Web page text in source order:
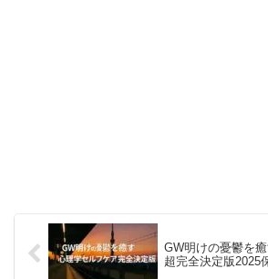
GW明けの憂鬱を
超完全決定版2025